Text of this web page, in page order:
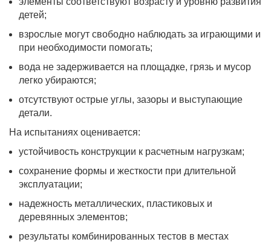
детей;
взрослые могут свободно наблюдать за играющими и
при необходимости помогать;
вода не задерживается на площадке, грязь и мусор
легко убираются;
отсутствуют острые углы, зазоры и выступающие
детали.
На испытаниях оценивается:
устойчивость конструкции к расчетным нагрузкам;
сохранение формы и жесткости при длительной
эксплуатации;
надежность металлических, пластиковых и
деревянных элементов;
результаты комбинированных тестов в местах